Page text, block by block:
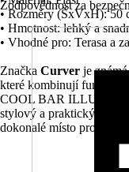
• Rozměry (ŠxVxH): 50
• Hmotnost: lehký a
• Vhodné pro: Terasa a
Značka Curver je
které kombinují
COOL BAR
stylový a praktický
dokonalé místo pro
Zodpovědnost za